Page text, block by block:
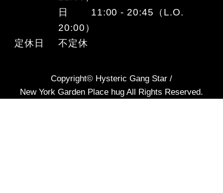
日 11:00 - 20:45（L.O.
20:00）
定休日
不定休
Copyright© Hysteric Gang Star /
New York Garden Place hug All Rights Reserved.